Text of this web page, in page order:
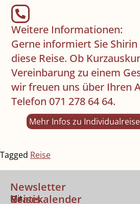
Weitere Informationen:
Gerne informiert Sie
diese Reise. Ob
Vereinbarung zu einem
wir freuen uns über Ihren
Telefon 071 278 64 64.
Mehr Infos zu
Tagged Reise
Newsletter
Mit
Gratis
Reisekalender